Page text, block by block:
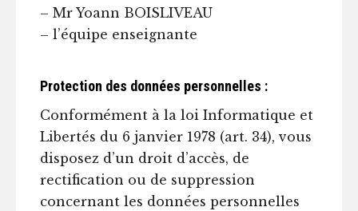
– Mr Yoann BOISLIVEAU
– l’équipe enseignante
Protection des données personnelles :
Conformément à la loi Informatique et
Libertés du 6 janvier 1978 (art. 34), vous
disposez d’un droit d’accès, de
rectification ou de suppression
concernant les données personnelles